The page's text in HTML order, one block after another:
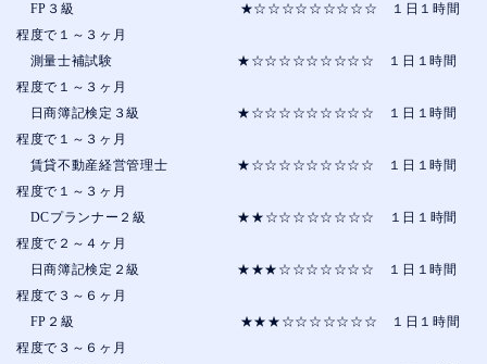
FP３級 ★☆☆☆☆☆☆☆☆☆ １日１時間
程度で１～３ヶ月
測量士補試験 ★☆☆☆☆☆☆☆☆☆ １日１時間
程度で１～３ヶ月
日商簿記検定３級 ★☆☆☆☆☆☆☆☆☆ １日１時間
程度で１～３ヶ月
賃貸不動産経営管理士 ★☆☆☆☆☆☆☆☆☆ １日１時間
程度で１～３ヶ月
DCプランナー２級 ★★☆☆☆☆☆☆☆☆ １日１時間
程度で２～４ヶ月
日商簿記検定２級 ★★★☆☆☆☆☆☆☆ １日１時間
程度で３～６ヶ月
FP２級 ★★★☆☆☆☆☆☆☆ １日１時間
程度で３～６ヶ月